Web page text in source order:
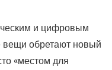
и цифровым
вещи обретают новый
«местом для